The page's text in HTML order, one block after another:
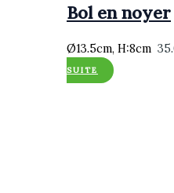
Bol en noyer
Ø13.5cm, H:8cm
SUITE